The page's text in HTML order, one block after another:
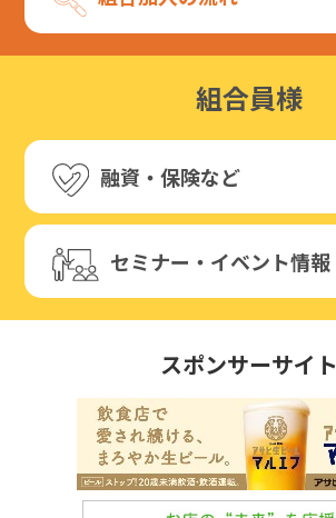
組合員様
融資・保険など
セミナー・イベント情報
スポンサーサイト